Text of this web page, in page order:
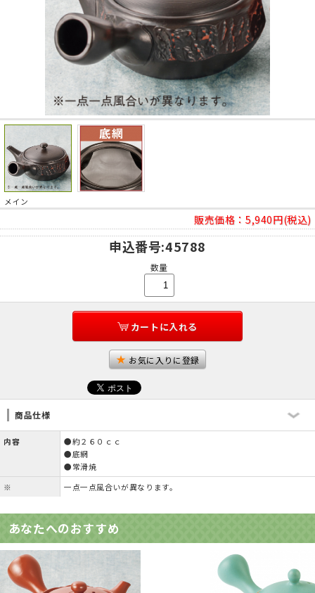
メイン
販売価格： 5,940円(税込)
申込番号:45788
数量
カートに入れる
お気に入りに登録
商品仕様
内容
●約２６０ｃｃ
●底網
●常滑焼
※
一点一点風合いが異なります。
あなたへのおすすめ